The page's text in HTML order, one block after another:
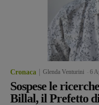
Cronaca Glenda Venturini 6
Sospese le
Billal, il Prefetto